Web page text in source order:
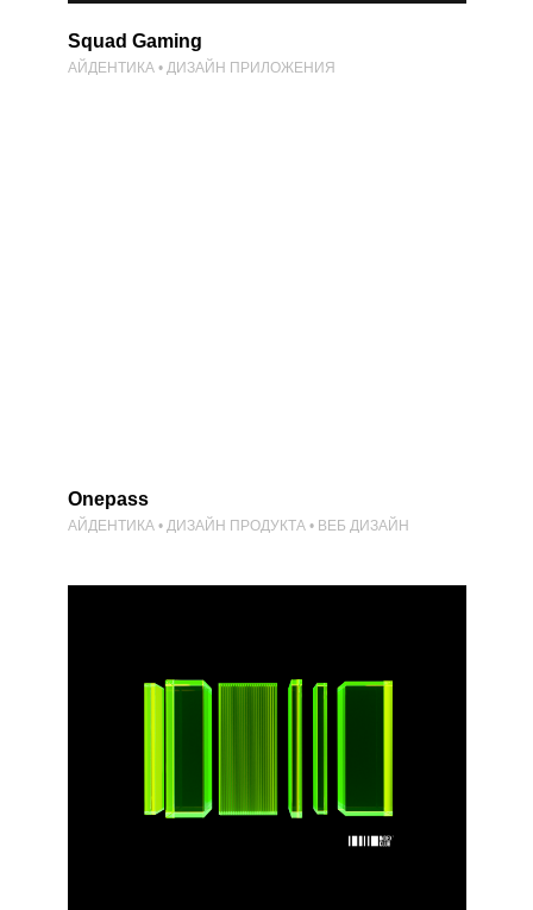
Squad Gaming
АЙДЕНТИКА • ДИЗАЙН ПРИЛОЖЕНИЯ
Onepass
АЙДЕНТИКА • ДИЗАЙН ПРОДУКТА • ВЕБ ДИЗАЙН